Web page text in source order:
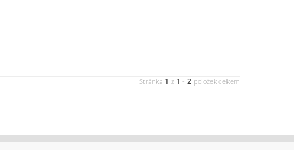
Stránka 1 z 1 -2 položek celkem